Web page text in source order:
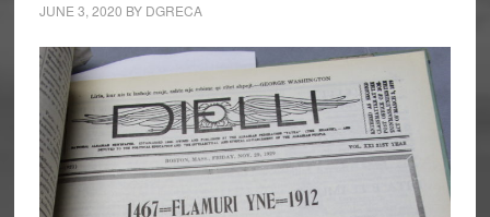
JUNE 3, 2020 BY DGRECA